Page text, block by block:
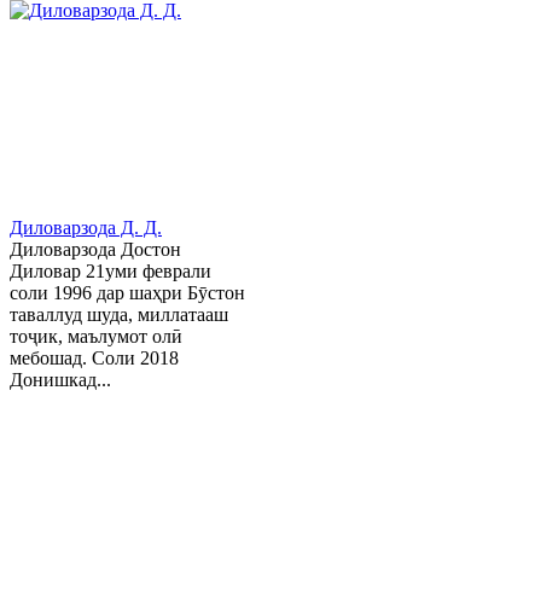
Диловарзода Д. Д.
Диловарзода Достон
Диловар 21уми феврали
соли 1996 дар шаҳри Бӯстон
таваллуд шуда, миллатааш
тоҷик, маълумот олӣ
мебошад. Соли 2018
Донишкад...